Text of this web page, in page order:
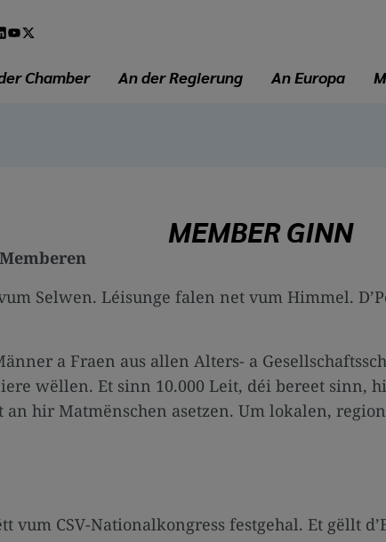
Chamber An der Regierung An Europa
MEMBER GINN
Selwen. Léisunge falen net vum Himmel.
a Fraen aus allen Alters- a
wëllen. Et sinn 10.000 Leit, déi bereet sinn,
an hir Matmënschen asetzen. Um lokalen,
vum CSV-Nationalkongress festgehal. Et gëllt